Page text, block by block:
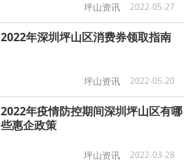
坪山资讯 2022-05-27
2022年深圳坪山区消费券领取指南
坪山资讯 2022-05-20
2022年疫情防控期间深圳坪山区有哪
些惠企政策
坪山资讯 2022-03-28